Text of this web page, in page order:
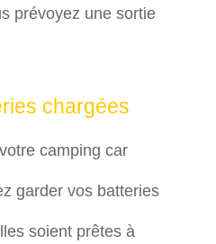
prévoyez une sortie
chargées
camping car
garder vos batteries
soient prêtes à